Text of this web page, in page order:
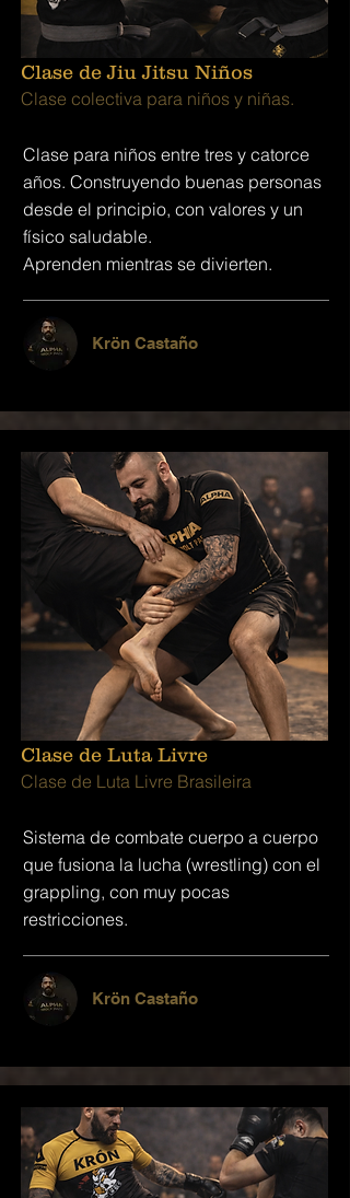
Clase de Jiu Jitsu Niños
Clase colectiva para niños y niñas.
Clase para niños entre tres y catorce
años. Construyendo buenas personas
desde el principio, con valores y un
físico saludable.
Aprenden mientras se divierten.
Krön Castaño
Clase de Luta Livre
Clase de Luta Livre Brasileira
Sistema de combate cuerpo a cuerpo
que fusiona la lucha (wrestling) con el
grappling, con muy pocas
restricciones.
Krön Castaño